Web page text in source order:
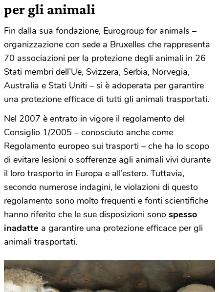
per gli animali
Fin dalla sua fondazione, Eurogroup for animals –
organizzazione con sede a Bruxelles che rappresenta
70 associazioni per la protezione degli animali in 26
Stati membri dell’Ue, Svizzera, Serbia, Norvegia,
Australia e Stati Uniti – si è adoperata per garantire
una protezione efficace di tutti gli animali trasportati.
Nel 2007 è entrato in vigore il regolamento del
Consiglio 1/2005 – conosciuto anche come
Regolamento europeo sui trasporti – che ha lo scopo
di evitare lesioni o sofferenze agli animali vivi durante
il loro trasporto in Europa e all’estero. Tuttavia,
secondo numerose indagini, le violazioni di questo
regolamento sono molto frequenti e fonti scientifiche
hanno riferito che le sue disposizioni sono spesso
inadatte a garantire una protezione efficace per gli
animali trasportati.